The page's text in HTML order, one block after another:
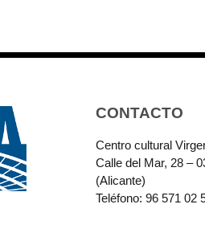
CONTACTO
Centro cultural
Calle del Mar, 28 –
(Alicante)
Teléfono: 96 571 02